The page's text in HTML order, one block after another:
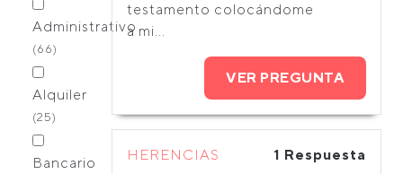
Administrativo
(66)
Alquiler
(25)
Bancario
testamento colocándome
a mi...
VER PREGUNTA
HERENCIAS
1 Respuesta